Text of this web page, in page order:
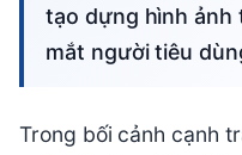
tạo dựng hình
mắt người tiêu
Trong bối cảnh cạnh